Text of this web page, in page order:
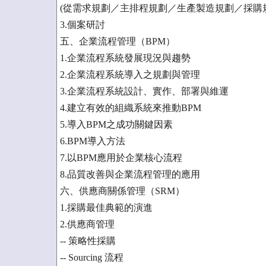
(從需求規劃／主排程規劃／生產製造規劃／採購
3.個案研討
五、企業流程管理（BPM）
1.企業流程系統發展現況與趨勢
2.企業流程系統導入之規劃與管理
3.企業流程系統設計、實作、部署與維運
4.建立有效的組織系統來推動BPM
5.導入BPM之成功關鍵因素
6.BPM導入方法
7.以BPM應用於企業核心流程
8.品質改善與企業流程管理的應用
六、供應商關係管理（SRM）
1.採購最佳典範的演進
2.供應商管理
-- 策略性採購
-- Sourcing 流程